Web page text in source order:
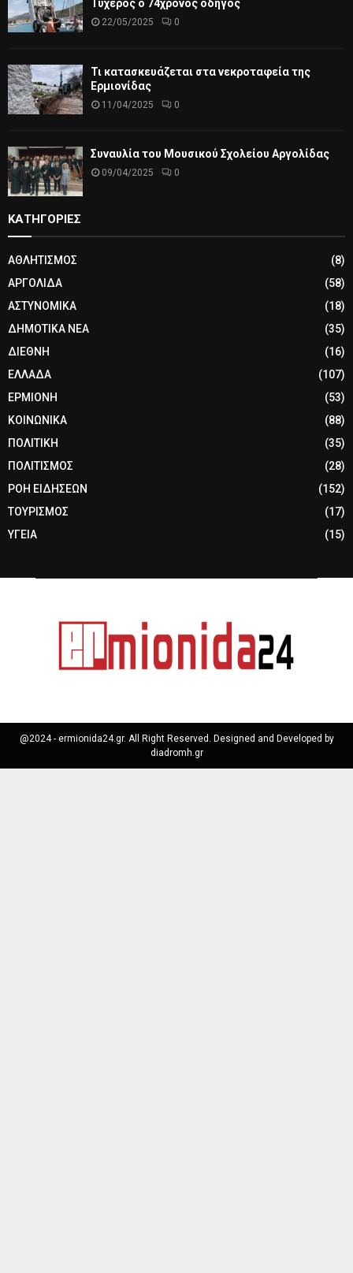
Τυχερός ο 74χρονος οδηγός
22/05/2025 0
Τι κατασκευάζεται στα νεκροταφεία της
Ερμιονίδας
11/04/2025 0
Συναυλία του Μουσικού Σχολείου Αργολίδας
09/04/2025 0
ΚΑΤΗΓΟΡΙΕΣ
ΑΘΛΗΤΙΣΜΟΣ
(8)
ΑΡΓΟΛΙΔΑ
(58)
ΑΣΤΥΝΟΜΙΚΑ
(18)
ΔΗΜΟΤΙΚΑ ΝΕΑ
(35)
ΔΙΕΘΝΗ
(16)
ΕΛΛΑΔΑ
(107)
ΕΡΜΙΟΝΗ
(53)
ΚΟΙΝΩΝΙΚΑ
(88)
ΠΟΛΙΤΙΚΗ
(35)
ΠΟΛΙΤΙΣΜΟΣ
(28)
ΡΟΗ ΕΙΔΗΣΕΩΝ
(152)
ΤΟΥΡΙΣΜΟΣ
(17)
ΥΓΕΙΑ
(15)
@2024 - ermionida24.gr. All Right Reserved. Designed and Developed by
diadromh.gr